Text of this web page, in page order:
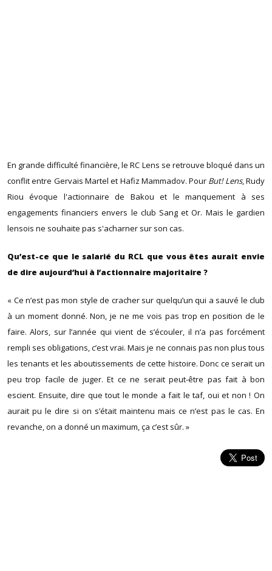
En grande difficulté financière, le RC Lens se retrouve bloqué dans un
conflit entre Gervais Martel et Hafiz Mammadov. Pour But! Lens, Rudy
Riou évoque l'actionnaire de Bakou et le manquement à ses
engagements financiers envers le club Sang et Or. Mais le gardien
lensois ne souhaite pas s'acharner sur son cas.
Qu’est-ce que le salarié du RCL que vous êtes aurait envie
de dire aujourd’hui à l’actionnaire majoritaire ?
« Ce n’est pas mon style de cracher sur quelqu’un qui a sauvé le club
à un moment donné. Non, je ne me vois pas trop en position de le
faire. Alors, sur l’année qui vient de s’écouler, il n’a pas forcément
rempli ses obligations, c’est vrai. Mais je ne connais pas non plus tous
les tenants et les aboutissements de cette histoire. Donc ce serait un
peu trop facile de juger. Et ce ne serait peut-être pas fait à bon
escient. Ensuite, dire que tout le monde a fait le taf, oui et non ! On
aurait pu le dire si on s’était maintenu mais ce n’est pas le cas. En
revanche, on a donné un maximum, ça c’est sûr. »